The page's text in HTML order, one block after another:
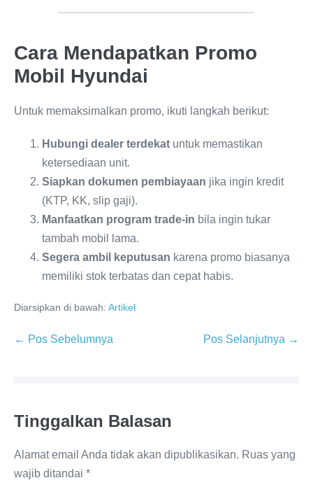
Cara Mendapatkan Promo
Mobil Hyundai
Untuk memaksimalkan promo, ikuti langkah berikut:
Hubungi dealer terdekat untuk memastikan
ketersediaan unit.
Siapkan dokumen pembiayaan jika ingin kredit
(KTP, KK, slip gaji).
Manfaatkan program trade-in bila ingin tukar
tambah mobil lama.
Segera ambil keputusan karena promo biasanya
memiliki stok terbatas dan cepat habis.
Diarsipkan di bawah: Artikel
Navigasi
← Pos Sebelumnya Pos Selanjutnya →
Tinggalkan Balasan
Alamat email Anda tidak akan dipublikasikan. Ruas yang
wajib ditandai *